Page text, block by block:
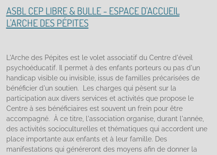
ASBL CEP LIBRE & BULLE - ESPACE D'ACCUEIL
L'ARCHE DES PÉPITES
L'Arche des Pépites est le volet associatif du Centre d'éveil
psychoéducatif. Il permet à des enfants porteurs ou pas d'un
handicap visible ou invisible, issus de familles précarisées de
bénéficier d'un soutien. Les charges qui pèsent sur la
participation aux divers services et activités que propose le
Centre à ses bénéficiaires est souvent un frein pour être
accompagné. À ce titre, l'association organise, durant l'année,
des activités socioculturelles et thématiques qui accordent une
place importante aux enfants et à leur famille. Des
manifestations qui généreront des moyens afin de donner la